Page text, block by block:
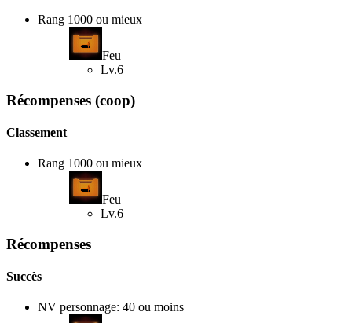
Rang 1000 ou mieux
Feu
Lv.6
Récompenses (coop)
Classement
Rang 1000 ou mieux
Feu
Lv.6
Récompenses
Succès
NV personnage: 40 ou moins